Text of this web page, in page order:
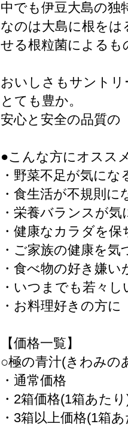
中でも伊豆大島の独
なのは大島に根をは
せる根粒菌による
おいしさもサント
とても豊か。
安心と安全の品質の
●こんな方にオスス
・野菜不足が気にな
・食生活が不規則
・栄養バランスが気
・健康なカラダを保
・ご家族の健康を気
・食べ物の好き嫌い
・いつまでも若々
・お料理好きの方に
【価格一覧】
○極の青汁(きわみ
・通常価
・2箱価格(1箱
・3箱以上価格(1